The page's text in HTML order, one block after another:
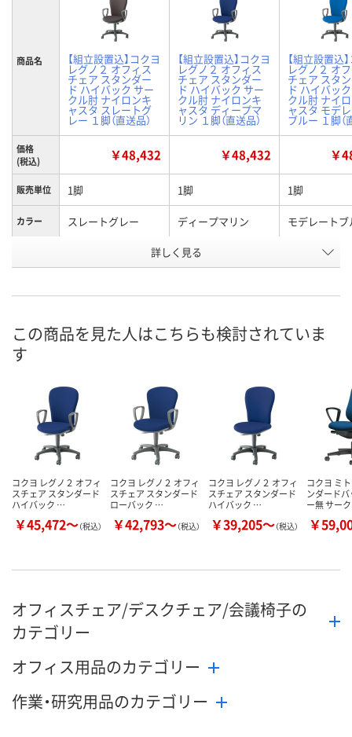
商品名 【組立設置込】コクヨ
レグノ２ オフィス
チェア スタンダー
ド ハイバック サー
クル肘 ナイロンキ
ャスタ スレートグ
レー １脚（直送品）
【組立設置込】コクヨ
レグノ２ オフィス
チェア スタンダー
ド ハイバック サー
クル肘 ナイロンキ
ャスタ ディープマ
リン １脚（直送品）
【組立設置込
レグノ２ オ
チェア スタ
ド ハイバッ
クル肘 ナイ
ャスタ モデ
ブルー １脚（
価格
(税込)
￥48,432 ￥48,432 ￥
販売単位 1脚 1脚 1脚
カラー スレートグレー ディープマリン モデレートブ
X802292 X802298
8月27日（木）まで
カゴへ カゴへ カ
詳しく見る
この商品を見た人はこちらも検討されていま
す
コクヨ レグノ２ オフィ
スチェア スタンダード
ハイバック …
￥45,472～（税込）
コクヨ レグノ２ オフィ
スチェア スタンダード
ローバック …
￥42,793～（税込）
コクヨ レグノ２ オフィ
スチェア スタンダード
ハイバック …
￥39,205～（税込）
コクヨ ミ
ンダード
ー無 サー
￥
オフィスチェア/デスクチェア/会議椅子の
カテゴリー
オフィス用品のカテゴリー
作業・研究用品のカテゴリー